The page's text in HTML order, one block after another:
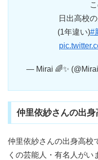
日出高校
(1年違い)#
— Mirai 🌈✨
仲里依紗さんの出身
仲里依紗さんの出身高校
くの芸能人・有名人がい